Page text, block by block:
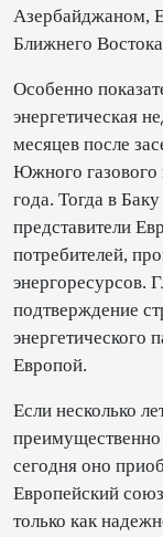
Азербайджаном,
Ближнего
Особенно
энергетическая
месяцев после
Южного газового
года. Тогда в
представители
потребителей,
энергоресурсов.
подтверждение
энергетического
Европой.
Если несколько
преимущественно
сегодня оно
Европейский
только как